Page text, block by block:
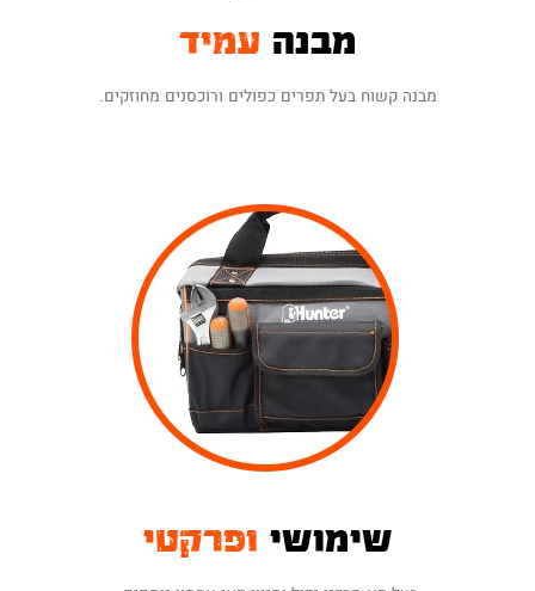
מבנה עמיד
מבנה קשוח בעל תפרים כפולים ורוכסנים מחוזקים.
שימושי ופרקטי